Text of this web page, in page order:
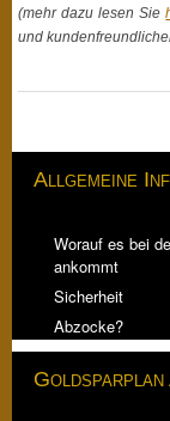
(mehr dazu lesen Sie
und
Allgemeine
Worauf es bei
ankommt
Sicherheit
Abzocke?